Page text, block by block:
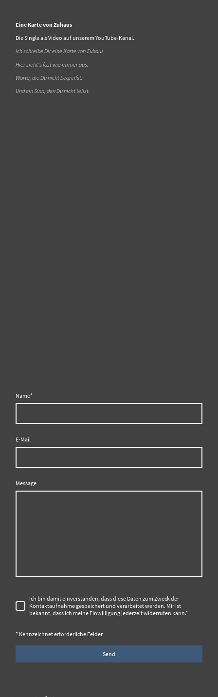
Eine Karte von Zuhaus
Die Single als Video auf unserem YouTube-Kanal.
Ich schreibe Dir eine Karte von Zuhaus.
Hier sieht's fast wie immer aus.
Worte, die Du nicht begreifst.
Und ein Sinn, den Du nicht teilst.
Name*
E-Mail
Message
Ich bin damit einverstanden, dass diese Daten zum Zweck der
Kontaktaufnahme gespeichert und verarbeitet werden. Mir ist
bekannt, dass ich meine Einwilligung jederzeit widerrufen kann.*
* Kennzeichnet erforderliche Felder
Send